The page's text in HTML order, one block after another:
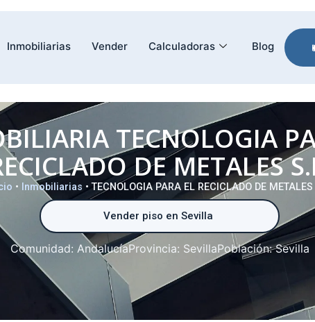
Inmobiliarias Vender Calculadoras Blog
TECNOLOGIA
DE METALES
• Inmobiliarias •TECNOLOGIA PARA EL RECICLADO DE
Vender piso en Sevilla
Comunidad: AndalucíaProvincia: SevillaPoblación: Sevilla